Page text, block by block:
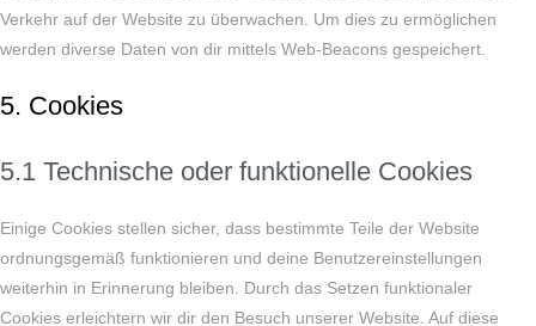
Verkehr auf der Website zu überwachen. Um dies zu ermöglichen
werden diverse Daten von dir mittels Web-Beacons gespeichert.
5. Cookies
5.1 Technische oder funktionelle Cookies
Einige Cookies stellen sicher, dass bestimmte Teile der Website
ordnungsgemäß funktionieren und deine Benutzereinstellungen
weiterhin in Erinnerung bleiben. Durch das Setzen funktionaler
Cookies erleichtern wir dir den Besuch unserer Website. Auf diese